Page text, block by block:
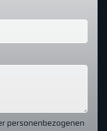
personenbezogenen